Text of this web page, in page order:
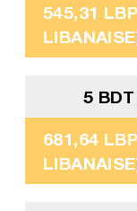
545,31
5
681,64